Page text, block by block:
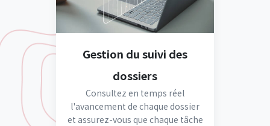
Gestion du suivi des
dossiers
Consultez en temps réel
l'avancement de chaque dossier
et assurez-vous que chaque tâche